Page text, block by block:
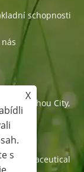
schopnosti
E-zhou City,
Pharmaceutical
X
s